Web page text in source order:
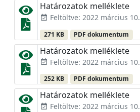
Határozatok melléklete
event_available Feltöltve: 2022 március 10.
271 KB PDF dokumentum
Határozatok melléklete
event_available Feltöltve: 2022 március 10.
252 KB PDF dokumentum
Határozatok melléklete
event_available Feltöltve: 2022 március 10.